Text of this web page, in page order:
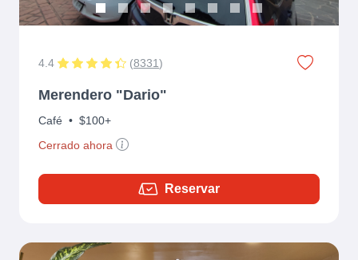
4.4 (8331)
Merendero "Dario"
Café • $100+
Cerrado ahora
Reservar